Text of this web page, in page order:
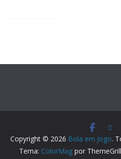
Copyright © 2026 Bola em Jogo.
Tema: ColorMagpor